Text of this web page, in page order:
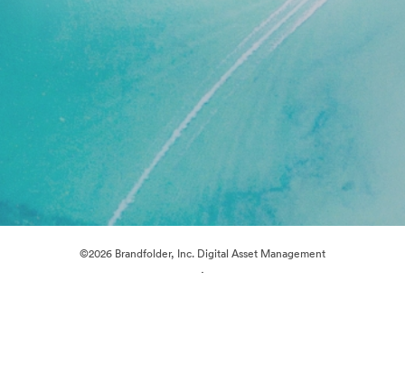
©2026 Brandfolder, Inc. Digital Asset Management
·